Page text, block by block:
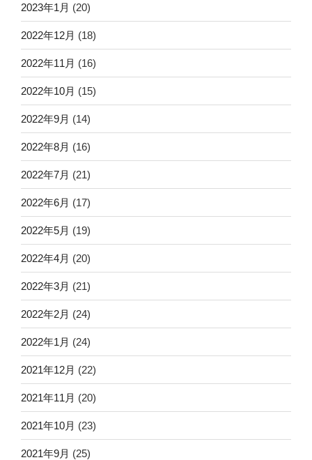
2023年1月 (20)
2022年12月 (18)
2022年11月 (16)
2022年10月 (15)
2022年9月 (14)
2022年8月 (16)
2022年7月 (21)
2022年6月 (17)
2022年5月 (19)
2022年4月 (20)
2022年3月 (21)
2022年2月 (24)
2022年1月 (24)
2021年12月 (22)
2021年11月 (20)
2021年10月 (23)
2021年9月 (25)